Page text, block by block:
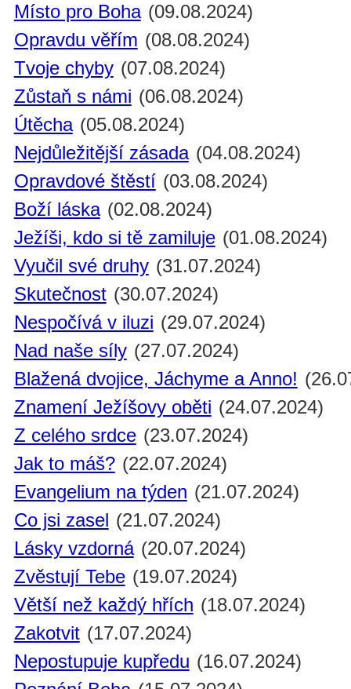
Místo pro Boha (09.08.2024)
Opravdu věřím (08.08.2024)
Tvoje chyby (07.08.2024)
Zůstaň s námi (06.08.2024)
Útěcha (05.08.2024)
Nejdůležitější zásada (04.08.2024)
Opravdové štěstí (03.08.2024)
Boží láska (02.08.2024)
Ježíši, kdo si tě zamiluje (01.08.2024)
Vyučil své druhy (31.07.2024)
Skutečnost (30.07.2024)
Nespočívá v iluzi (29.07.2024)
Nad naše síly (27.07.2024)
Blažená dvojice, Jáchyme a Anno!
Znamení Ježíšovy oběti (24.07.2024)
Z celého srdce (23.07.2024)
Jak to máš? (22.07.2024)
Evangelium na týden (21.07.2024)
Co jsi zasel (21.07.2024)
Lásky vzdorná (20.07.2024)
Zvěstují Tebe (19.07.2024)
Větší než každý hřích (18.07.2024)
Zakotvit (17.07.2024)
Nepostupuje kupředu (16.07.2024)